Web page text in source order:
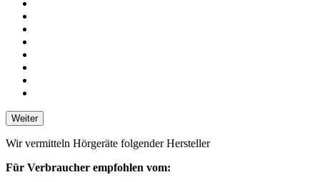
Weiter
Wir vermitteln Hörgeräte folgender Hersteller
Für Verbraucher empfohlen vom: